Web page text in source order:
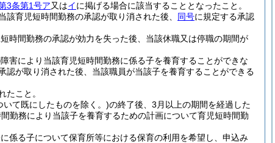
3条第1号ア又はイに掲げる場合に該当することとなったこと。
育児短時間勤務の承認が取り消された後、 同号に規定する承認
時間勤務の承認が効力を失った後、当該休職又は停職の期間が
害により当該育児短時間勤務に係る子を養育することができな
が取り消された後、当該職員が当該子を養育することができる
たこと。
て既にしたものを除く。)の終了後、3月以上の期間を経過した
勤務により当該子を養育するための計画について育児短時間勤
係る子について保育所等における保育の利用を希望し、申込み